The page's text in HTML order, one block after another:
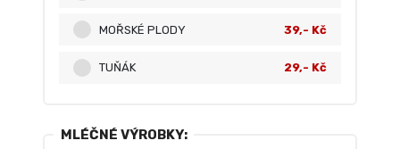
MOŘSKÉ PLODY 39,- Kč
TUŇÁK 29,- Kč
MLÉČNÉ VÝROBKY: